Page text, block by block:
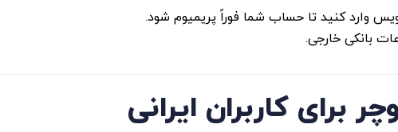
وارد کنید تا حساب شما فوراً پریمیوم شود.
برای کاربران ایرانی